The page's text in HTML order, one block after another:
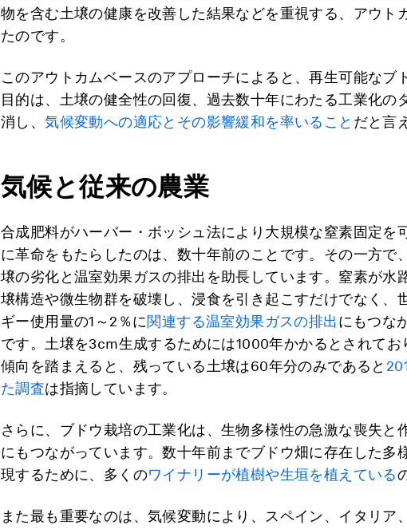
物を含む土壌の健康を改善した結果などを重視する、アウト
たのです。
このアウトカムベースのアプローチによると、再生可能なブ
目的は、土壌の健全性の回復、過去数十年にわたる工業化の
消し、気候変動への適応とその影響緩和を率いること だと言
気候と従来の農業
合成肥料がハーバー・ボッシュ法により大規模な窒素固定を
に革命をもたらしたのは、数十年前のことです。その一方で
壌の劣化と温室効果ガスの排出を助長しています。窒素が水
壌構造や微生物群を破壊し、浸食を引き起こすだけでなく、
ギー使用量の1～2％に関連する温室効果ガスの排出にもつな
です。土壌を3cm生成するためには1000年かかるとされてお
傾向を踏まえると、残っている土壌は60年分のみであると
た調査は指摘しています。
さらに、ブドウ栽培の工業化は、生物多様性の急激な喪失と
にもつながっています。数十年前までブドウ畑に存在した多
現するために、多くのワイナリーが植樹や生垣を植えている
また最も重要なのは、気候変動により、スペイン、イタリア